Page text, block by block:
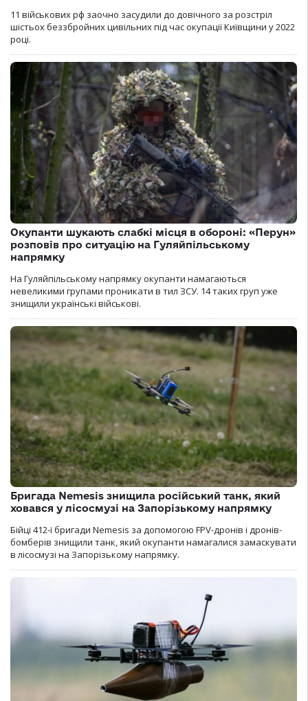
11 військових рф заочно засудили до довічного за розстріл
шістьох беззбройних цивільних під час окупації Київщини у 2022
році.
Окупанти шукають слабкі місця в обороні: «Перун»
розповів про ситуацію на Гуляйпільському
напрямку
На Гуляйпільському напрямку окупанти намагаються
невеликими групами проникати в тил ЗСУ. 14 таких груп уже
знищили українські військові.
Бригада Nemesis знищила російський танк, який
ховався у лісосмузі на Запорізькому напрямку
Бійці 412-ї бригади Nemesis за допомогою FPV-дронів і дронів-
бомберів знищили танк, який окупанти намагалися замаскувати
в лісосмузі на Запорізькому напрямку.